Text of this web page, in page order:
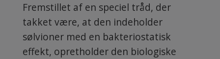
Fremstillet af en speciel tråd, der
takket være, at den indeholder
sølvioner med en bakteriostatisk
effekt, opretholder den biologiske